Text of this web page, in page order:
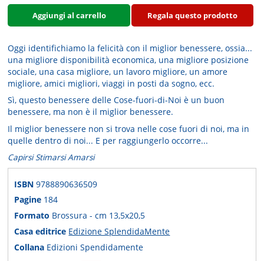
Aggiungi al carrello Regala questo prodotto
Oggi identifichiamo la felicità con il miglior benessere, ossia...
una migliore disponibilità economica, una migliore posizione
sociale, una casa migliore, un lavoro migliore, un amore
migliore, amici migliori, viaggi in posti da sogno, ecc.
Sì, questo benessere delle Cose-fuori-di-Noi è un buon
benessere, ma non è il miglior benessere.
Il miglior benessere non si trova nelle cose fuori di noi, ma in
quelle dentro di noi... E per raggiungerlo occorre...
Capirsi Stimarsi Amarsi
ISBN9788890636509
Pagine 184
Formato Brossura - cm 13,5x20,5
Casa editrice Edizione SplendidaMente
Collana Edizioni Spendidamente